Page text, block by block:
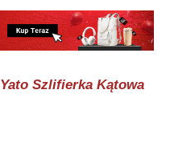
Yato Szlifierka Kątowa